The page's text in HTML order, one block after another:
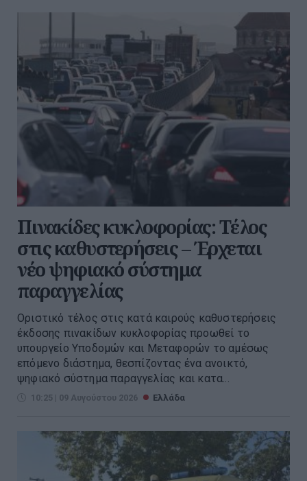
Πινακίδες κυκλοφορίας: Τέλος
στις καθυστερήσεις – Έρχεται
νέο ψηφιακό σύστημα
παραγγελίας
Οριστικό τέλος στις κατά καιρούς καθυστερήσεις
έκδοσης πινακίδων κυκλοφορίας προωθεί το
υπουργείο Υποδομών και Μεταφορών το αμέσως
επόμενο διάστημα, θεσπίζοντας ένα ανοικτό,
ψηφιακό σύστημα παραγγελίας και κατα...
10:25 | 09 Αυγούστου 2026 Ελλάδα